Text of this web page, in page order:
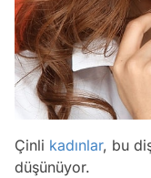
Çinli kadınlar, bu
düşünüyor.